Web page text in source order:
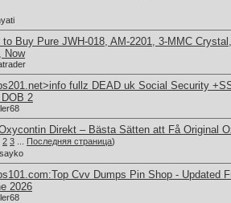
to Buy Pure JWH-018, AM-2201, 3-MMC
Now
fullz DEAD uk Social Security
2
Direkt – Bästa Sätten att Få Original
2 3 Последняя страница)
Cvv Dumps Pin Shop - Updated
2026